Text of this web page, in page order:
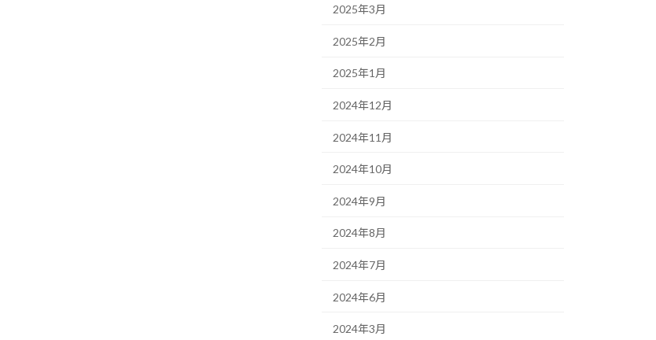
2025年3月
2025年2月
2025年1月
2024年12月
2024年11月
2024年10月
2024年9月
2024年8月
2024年7月
2024年6月
2024年3月